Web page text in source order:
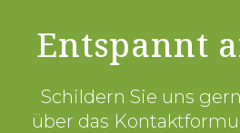
Entspannt
Schildern Sie uns
über das